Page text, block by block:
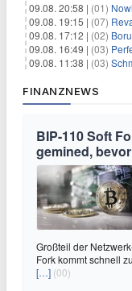
09.08. 20:58 | (01)
09.08. 19:15 | (07)
09.08. 17:12 | (02)
09.08. 16:49 | (03)
09.08. 11:38 | (03)
FINANZNEWS
BIP-110 Soft
gemined,
Großteil der
Fork kommt schnell
[…] (00)